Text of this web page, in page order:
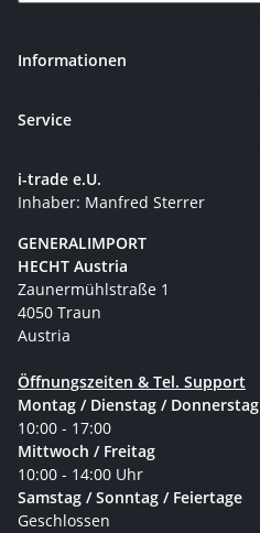
Informationen
Service
i-trade e.U.
Inhaber: Manfred Sterrer
GENERALIMPORT
HECHT Austria
Zaunermühlstraße 1
4050 Traun
Austria
Öffnungszeiten & Tel. Support
Montag / Dienstag / Donnerstag
10:00 - 17:00
Mittwoch / Freitag
10:00 - 14:00 Uhr
Samstag / Sonntag / Feiertage
Geschlossen